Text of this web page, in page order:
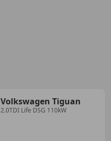
Volkswagen Tiguan
2.0TDI Life DSG 110kW